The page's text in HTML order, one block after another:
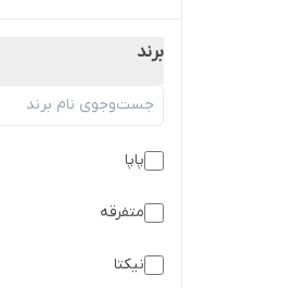
برند
پاپا
متفرقه
نیکتا